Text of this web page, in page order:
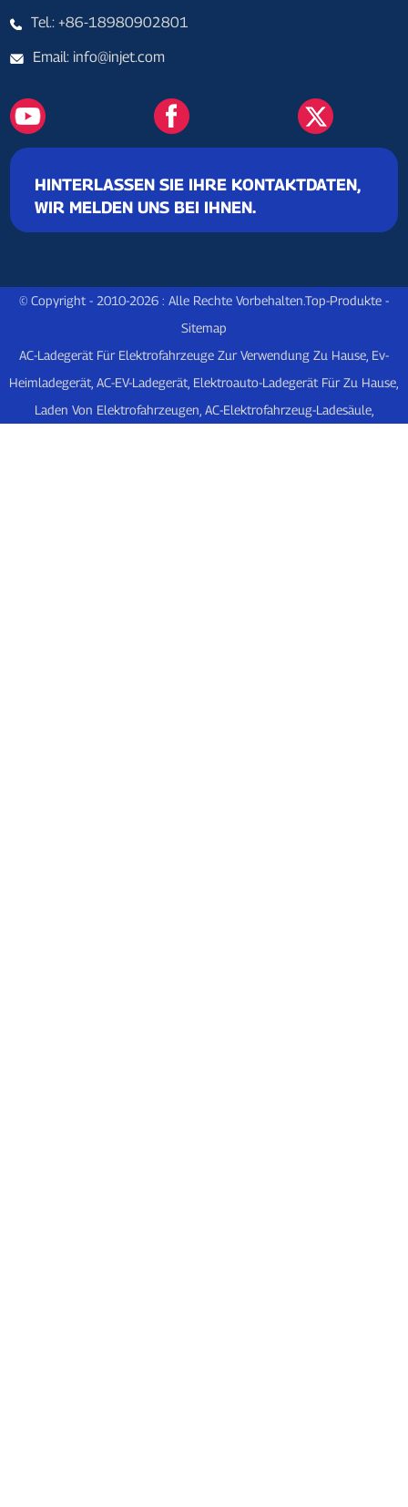
Tel.: +86-18980902801
Email: info@injet.com
HINTERLASSEN SIE IHRE KONTAKTDATEN,
WIR MELDEN UNS BEI IHNEN.
© Copyright - 2010-2026 : Alle Rechte Vorbehalten.Top-Produkte -
Sitemap
AC-Ladegerät Für Elektrofahrzeuge Zur Verwendung Zu Hause, Ev-
Heimladegerät, AC-EV-Ladegerät, Elektroauto-Ladegerät Für Zu Hause,
Laden Von Elektrofahrzeugen, AC-Elektrofahrzeug-Ladesäule,